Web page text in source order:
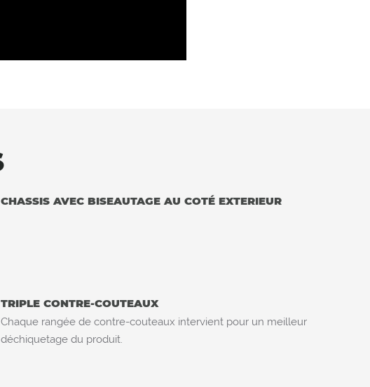
CHASSIS AVEC BISEAUTAGE AU COTÉ EXTERIEUR
TRIPLE CONTRE-COUTEAUX
Chaque rangée de contre-couteaux intervient pour un meilleur
déchiquetage du produit.